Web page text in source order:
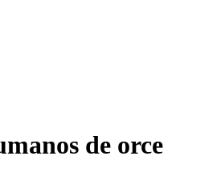
de orce